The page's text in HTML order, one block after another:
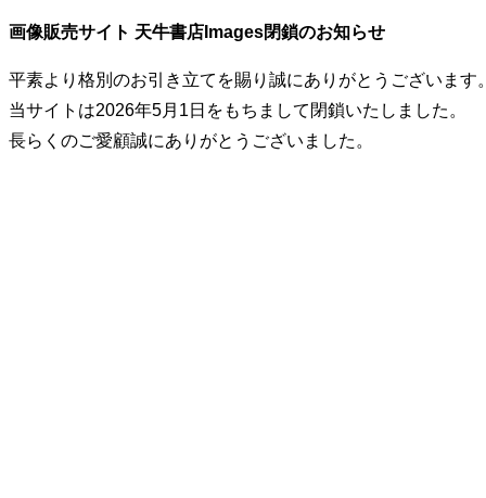
画像販売サイト 天牛書店Images閉鎖のお知らせ
平素より格別のお引き立てを賜り誠にありがとうございます
当サイトは2026年5月1日をもちまして閉鎖いたしました。
長らくのご愛顧誠にありがとうございました。